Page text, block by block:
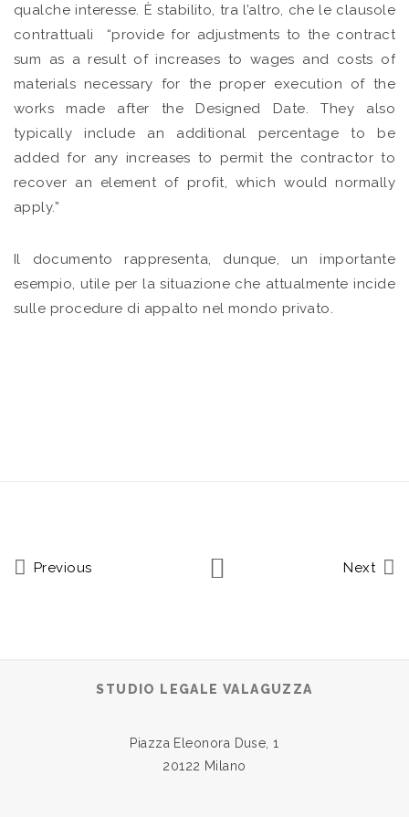
qualche interesse. È stabilito, tra l’altro, che le clausole
contrattuali “provide for adjustments to the contract
sum as a result of increases to wages and costs of
materials necessary for the proper execution of the
works made after the Designed Date. They also
typically include an additional percentage to be
added for any increases to permit the contractor to
recover an element of profit, which would normally
apply.”
Il documento rappresenta, dunque, un importante
esempio, utile per la situazione che attualmente incide
sulle procedure di appalto nel mondo privato.
Previous Next
STUDIO LEGALE VALAGUZZA
Piazza Eleonora Duse, 1
20122 Milano